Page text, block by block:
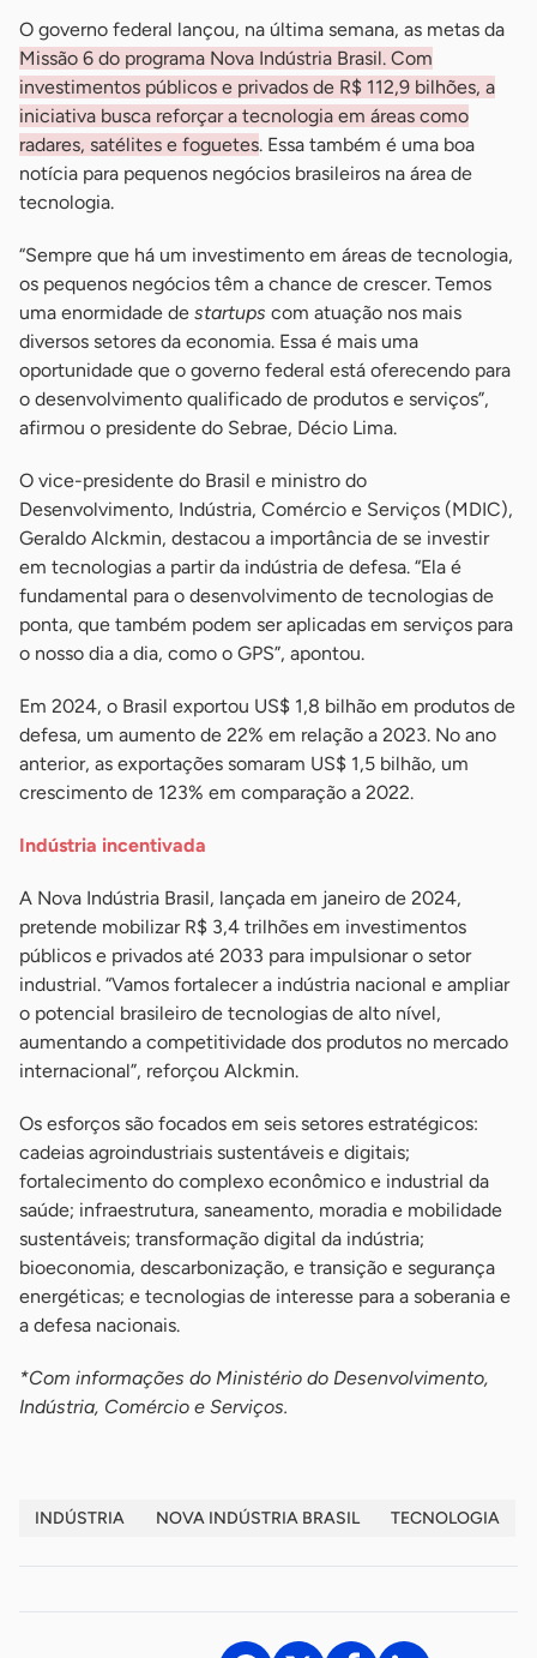
O governo federal lançou, na última semana, as metas da
Missão 6 do programa Nova Indústria Brasil. Com
investimentos públicos e privados de R$ 112,9 bilhões, a
iniciativa busca reforçar a tecnologia em áreas como
radares, satélites e foguetes. Essa também é uma boa
notícia para pequenos negócios brasileiros na área de
tecnologia.
“Sempre que há um investimento em áreas de tecnologia,
os pequenos negócios têm a chance de crescer. Temos
uma enormidade de startups com atuação nos mais
diversos setores da economia. Essa é mais uma
oportunidade que o governo federal está oferecendo para
o desenvolvimento qualificado de produtos e serviços”,
afirmou o presidente do Sebrae, Décio Lima.
O vice-presidente do Brasil e ministro do
Desenvolvimento, Indústria, Comércio e Serviços (MDIC),
Geraldo Alckmin, destacou a importância de se investir
em tecnologias a partir da indústria de defesa. “Ela é
fundamental para o desenvolvimento de tecnologias de
ponta, que também podem ser aplicadas em serviços para
o nosso dia a dia, como o GPS”, apontou.
Em 2024, o Brasil exportou US$ 1,8 bilhão em produtos de
defesa, um aumento de 22% em relação a 2023. No ano
anterior, as exportações somaram US$ 1,5 bilhão, um
crescimento de 123% em comparação a 2022.
Indústria incentivada
A Nova Indústria Brasil, lançada em janeiro de 2024,
pretende mobilizar R$ 3,4 trilhões em investimentos
públicos e privados até 2033 para impulsionar o setor
industrial. “Vamos fortalecer a indústria nacional e ampliar
o potencial brasileiro de tecnologias de alto nível,
aumentando a competitividade dos produtos no mercado
internacional”, reforçou Alckmin.
Os esforços são focados em seis setores estratégicos:
cadeias agroindustriais sustentáveis e digitais;
fortalecimento do complexo econômico e industrial da
saúde; infraestrutura, saneamento, moradia e mobilidade
sustentáveis; transformação digital da indústria;
bioeconomia, descarbonização, e transição e segurança
energéticas; e tecnologias de interesse para a soberania e
a defesa nacionais.
*Com informações do Ministério do Desenvolvimento,
Indústria, Comércio e Serviços.
INDÚSTRIA NOVA INDÚSTRIA BRASIL TECNOLOGIA